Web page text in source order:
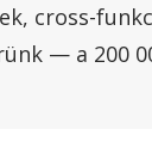
cross-
— a 200